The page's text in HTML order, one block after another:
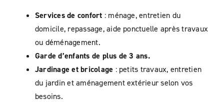
Services de confort : ménage, entretien du
domicile, repassage, aide ponctuelle après travaux
ou déménagement.
Garde d’enfants de plus de 3 ans.
Jardinage et bricolage : petits travaux, entretien
du jardin et aménagement extérieur selon vos
besoins.